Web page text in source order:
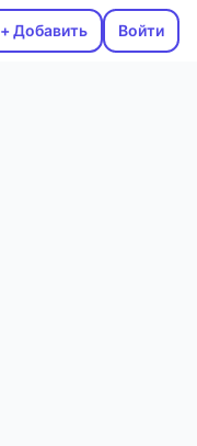
+ Добавить Войти